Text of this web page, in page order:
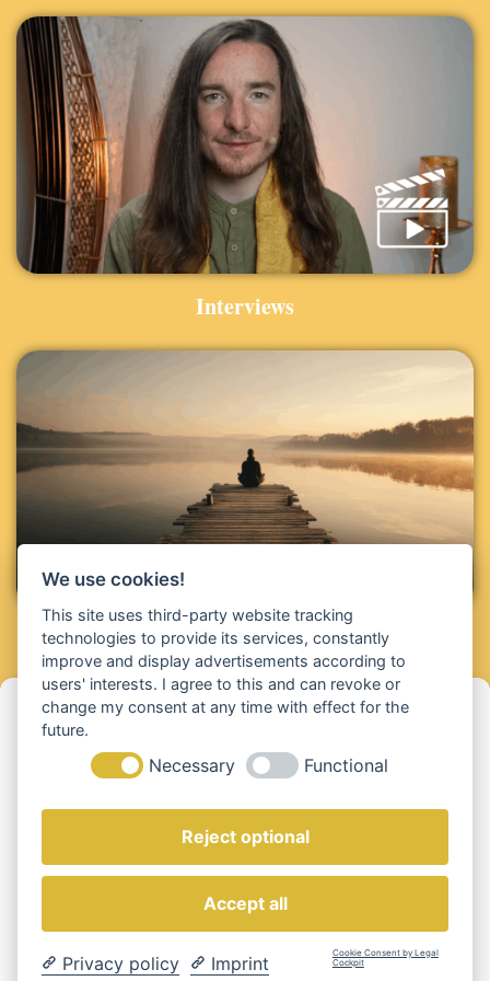
Cookie-Einwilligung verwalten
Um die besten Erfahrungen zu bieten, verwenden wir Technologien wie
Cookies, um Geräteinformationen zu speichern und/oder darauf
Daten wie das Surfverhalten oder eindeutige IDs auf dieser Website
verarbeiten. Die Nichteinwilligung oder der Widerruf der Einwilligung
kann bestimmte Merkmale und Funktionen beeinträchtigen.
Akzeptieren
Einstellungen anzeigen
Interviews
Meditationen
We use cookies!
This site uses third-party website tracking
technologies to provide its services, constantly
improve and display advertisements according to
users' interests. I agree to this and can revoke or
change my consent at any time with effect for the
future.
Necessary Functional
Reject optional
Accept all
Privacy policy
Imprint
Cookie Consent by Legal
Cockpit